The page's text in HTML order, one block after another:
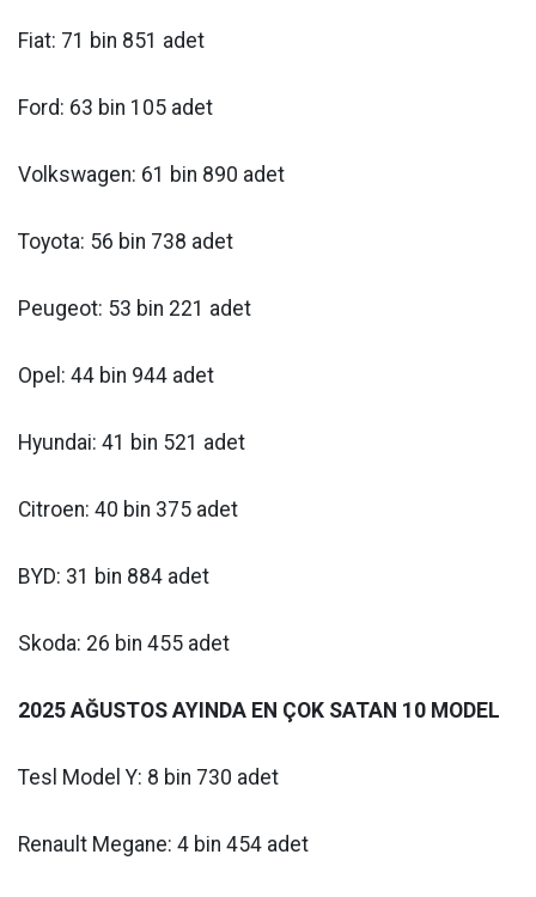
Fiat: 71 bin 851 adet
Ford: 63 bin 105 adet
Volkswagen: 61 bin 890 adet
Toyota: 56 bin 738 adet
Peugeot: 53 bin 221 adet
Opel: 44 bin 944 adet
Hyundai: 41 bin 521 adet
Citroen: 40 bin 375 adet
BYD: 31 bin 884 adet
Skoda: 26 bin 455 adet
2025 AĞUSTOS AYINDA EN ÇOK SATAN 10 MODEL
Tesl Model Y: 8 bin 730 adet
Renault Megane: 4 bin 454 adet